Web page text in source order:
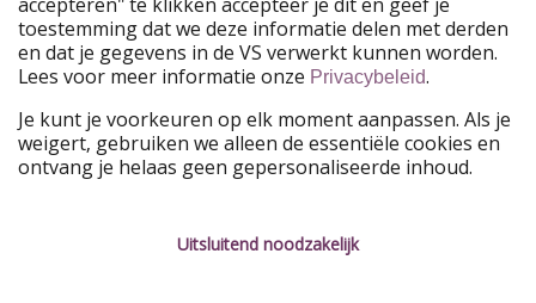
Ferienpiraten
Urlaubspiraten
Urlaubspiraten
ViajerosPiratas
TravelPirates
HolidayPirates Group
Leer ons kennen Juridisch
toestemming dat we deze informatie delen met derden
en dat je gegevens in de VS verwerkt kunnen worden.
Lees voor meer informatie onze Privacybeleid.
Je kunt je voorkeuren op elk moment aanpassen. Als je
weigert, gebruiken we alleen de essentiële cookies en
ontvang je helaas geen gepersonaliseerde inhoud.
Uitsluitend noodzakelijk